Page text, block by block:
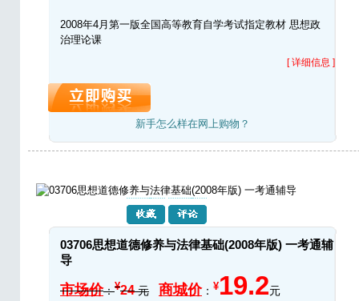
2008年4月第一版全国高等教育自学考试指定教材 思想政
治理论课
[ 详细信息 ]
新手怎么样在网上购物？
03706思想道德修养与法律基础(2008年版) 一考通辅
导
市场价：¥24元 商城价： ¥19.2元